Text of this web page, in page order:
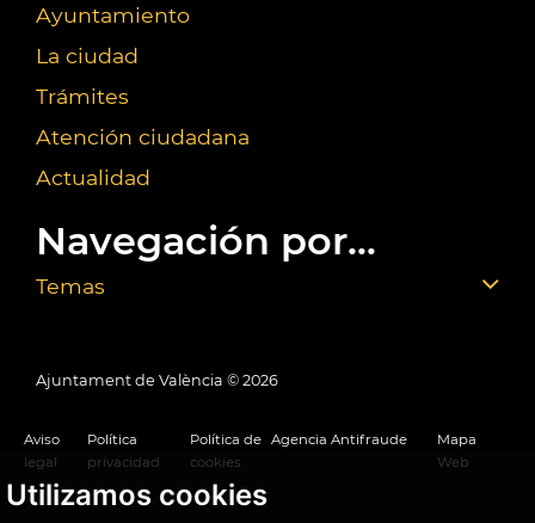
Utilizamos cookies
Ayuntamiento
La ciudad
Trámites
Atención ciudadana
Actualidad
Navegación por...
Temas
Ajuntament de València © 2026
Aviso
legal
Política
privacidad
Política de
cookies
Agencia Antifraude
Mapa
Web